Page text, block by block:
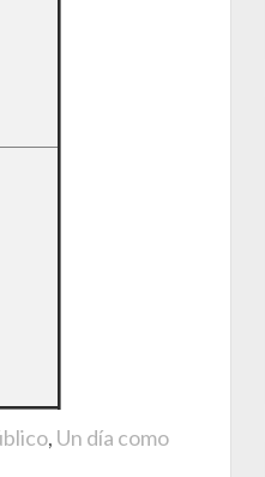
, Un día como